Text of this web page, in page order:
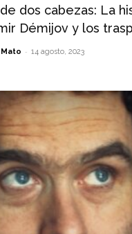
dos cabezas: La
Démijov y los
- 14 agosto, 2023